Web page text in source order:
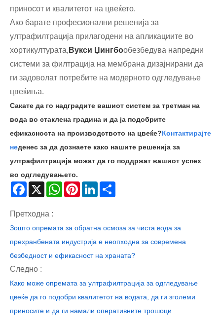
приносот и квалитетот на цвеќето.
Ако барате професионални решенија за
ултрафилтрација прилагодени на апликациите во
хортикултурата, Вукси Џингбообезбедува напредни
системи за филтрација на мембрана дизајнирани да
ги задоволат потребите на модерното одгледување
цвеќиња.
Сакате да го надградите вашиот систем за третман на
вода во стаклена градина и да ја подобрите
ефикасноста на производството на цвеќе?Контактирајте
неденес за да дознаете како нашите решенија за
ултрафилтрација можат да го поддржат вашиот успех
во одгледувањето.
Facebook
X WhatsApp
PinterestLinkedIn
Претходна :
Зошто опремата за обратна осмоза за чиста вода за
прехранбената индустрија е неопходна за современа
безбедност и ефикасност на храната?
Следно :
Како може опремата за ултрафилтрација за одгледување
цвеќе да го подобри квалитетот на водата, да ги зголеми
приносите и да ги намали оперативните трошоци